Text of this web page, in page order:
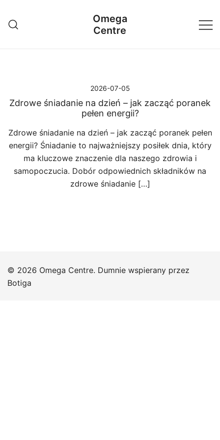
treści
Omega
Centre
2026-07-05
Zdrowe śniadanie na dzień – jak zacząć poranek
pełen energii?
Zdrowe śniadanie na dzień – jak zacząć poranek pełen
energii? Śniadanie to najważniejszy posiłek dnia, który
ma kluczowe znaczenie dla naszego zdrowia i
samopoczucia. Dobór odpowiednich składników na
zdrowe śniadanie […]
© 2026 Omega Centre. Dumnie wspierany przez
Botiga